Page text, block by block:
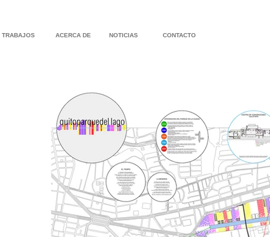
TRABAJOS ACERCA DE NOTICIAS CONTACTO